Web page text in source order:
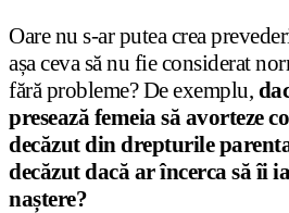
Oare nu s-ar putea crea
așa ceva să nu fie considerat
fără probleme? De exemplu,
presează femeia să avorteze
decăzut din drepturile
decăzut dacă ar încerca să îi
naștere?